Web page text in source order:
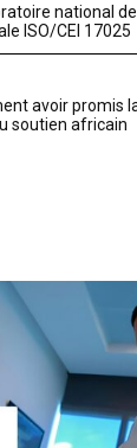
national
ISO/CEI 17025
avoir promis
soutien africain